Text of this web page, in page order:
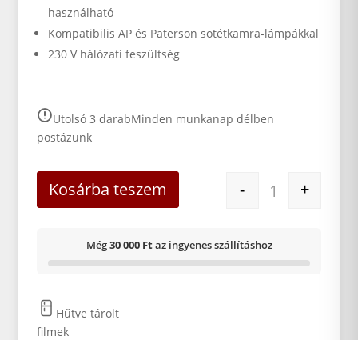
használható
Kompatibilis AP és Paterson sötétkamra-lámpákkal
230 V hálózati feszültség
Utolsó 3 darabMinden munkanap délben
postázunk
- +
Kosárba teszem
Még30 000 Ftaz ingyenes szállításhoz
Hűtve tárolt
filmek